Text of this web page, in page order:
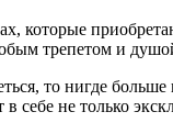
которые
трепетом и
то нигде
себе не только